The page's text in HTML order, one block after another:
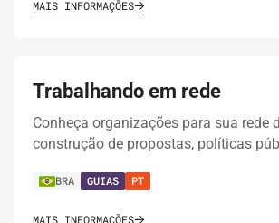
MAIS INFORMAÇÕES
Trabalhando em rede
Conheça organizações para sua rede
construção de propostas, políticas
BRA GUIAS PT
MAIS INFORMAÇÕES